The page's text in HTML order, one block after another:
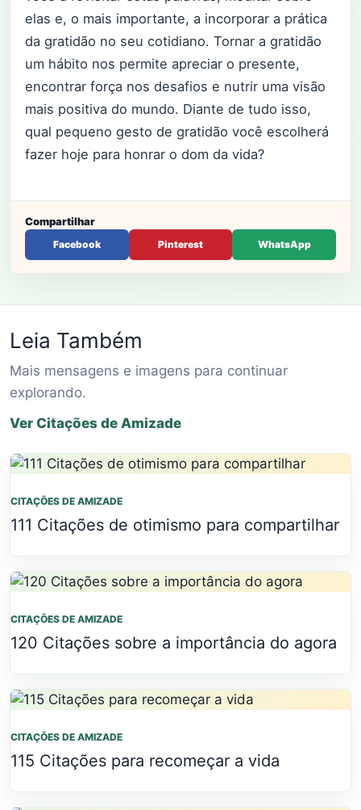
elas e, o mais importante, a incorporar a prática
da gratidão no seu cotidiano. Tornar a gratidão
um hábito nos permite apreciar o presente,
encontrar força nos desafios e nutrir uma visão
mais positiva do mundo. Diante de tudo isso,
qual pequeno gesto de gratidão você escolherá
fazer hoje para honrar o dom da vida?
Compartilhar
Facebook Pinterest WhatsApp
Leia Também
Mais mensagens e imagens para continuar
explorando.
Ver Citações de Amizade
CITAÇÕES DE AMIZADE
111 Citações de otimismo para compartilhar
CITAÇÕES DE AMIZADE
120 Citações sobre a importância do agora
CITAÇÕES DE AMIZADE
115 Citações para recomeçar a vida